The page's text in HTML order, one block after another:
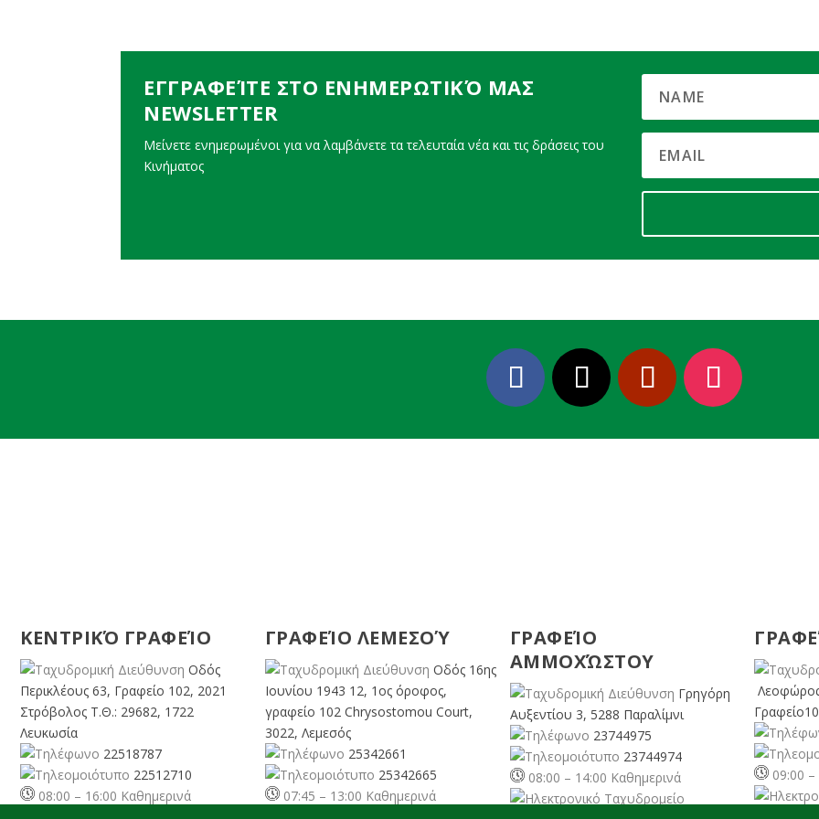
ΕΓΓΡΑΦΕΊΤΕ ΣΤΟ ΕΝΗΜΕΡΩΤΙΚΌ ΜΑΣ
NEWSLETTER
Μείνετε ενημερωμένοι για να λαμβάνετε τα τελευταία νέα και τις δράσεις του
Κινήματος
ΚΕΝΤΡΙΚΌ ΓΡΑΦΕΊΟ
Οδός
Περικλέους 63, Γραφείο 102, 2021
Στρόβολος Τ.Θ.: 29682, 1722
Λευκωσία
22518787
22512710
08:00 – 16:00 Καθημερινά
ΓΡΑΦΕΊΟ ΛΕΜΕΣΟΎ
Οδός 16ης
Ιουνίου 1943 12, 1ος όροφος,
γραφείο 102 Chrysostomou Court,
3022, Λεμεσός
25342661
25342665
07:45 – 13:00 Καθημερινά
ΓΡΑΦΕΊΟ
ΑΜΜΟΧΏΣΤΟΥ
Γρηγόρη
Αυξεντίου 3, 5288 Παραλίμνι
23744975
23744974
08:00 – 14:00 Καθημερινά
09:00